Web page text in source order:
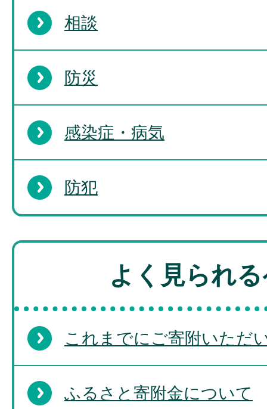
相談
防災
感染症・病気
防犯
よく見られ
これまでにご寄附いただ
ふるさと寄附金について